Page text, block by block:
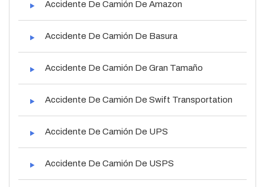
Accidente De Camión De Amazon
Accidente De Camión De Basura
Accidente De Camión De Gran Tamaño
Accidente De Camión De Swift Transportation
Accidente De Camión De UPS
Accidente De Camión De USPS